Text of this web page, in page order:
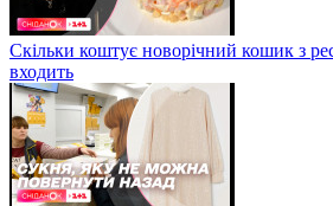
Скільки коштує новорічний кошик з
входить